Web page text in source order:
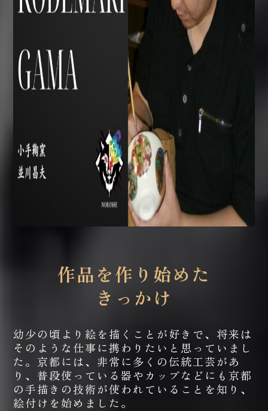
作品を作り始めた
きっかけ
幼少の頃より絵を描くことが好きで、将来は
そのような仕事に携わりたいと思っていまし
た。京都には、非常に多くの伝統工芸があ
り、普段使っている器やカップなどにも京都
の手描きの技術が使われていることを知り、
絵付けを始めました。